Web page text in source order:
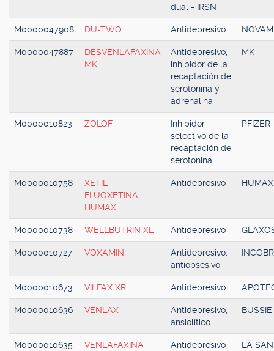
dual - IRSN
M0000047908 DU-TWO Antidepresivo
M0000047887
DESVENLAFAXINA
MK
Antidepresivo,
inhibidor de la
recaptación de
serotonina y
adrenalina
MK
M0000010823 ZOLOF
Inhibidor
selectivo de la
recaptación de
serotonina
PFIZER
M0000010758
XETIL
FLUOXETINA
HUMAX
Antidepresivo HUMAX
M0000010738 WELLBUTRIN XL Antidepresivo
M0000010727 VOXAMIN
Antidepresivo,
antiobsesivo
M0000010673 VILFAX XR Antidepresivo
M0000010636 VENLAX
Antidepresivo,
ansiolítico
BUSSIE
M0000010635
VENLAFAXINA
Antidepresivo LA